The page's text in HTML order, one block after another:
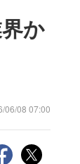
か
06/08 07:00